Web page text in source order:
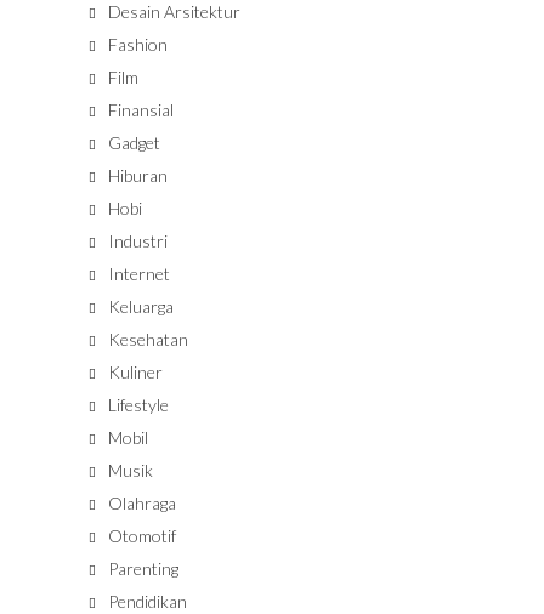
Desain Arsitektur
Fashion
Film
Finansial
Gadget
Hiburan
Hobi
Industri
Internet
Keluarga
Kesehatan
Kuliner
Lifestyle
Mobil
Musik
Olahraga
Otomotif
Parenting
Pendidikan